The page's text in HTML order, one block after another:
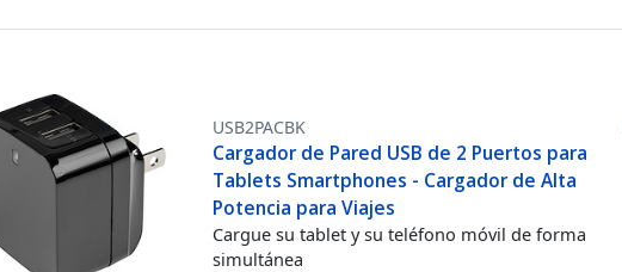
USB2PACBK
Cargador de Pared USB de 2 Puertos para
Tablets Smartphones - Cargador de Alta
Potencia para Viajes
Cargue su tablet y su teléfono móvil de forma
simultánea